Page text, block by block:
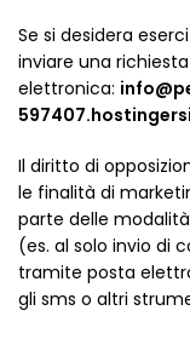
Se si desidera
inviare una
elettronica:
Il diritto di
le finalità di
parte delle
(es. al solo invio di
tramite posta
gli sms o altri